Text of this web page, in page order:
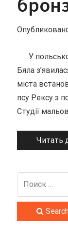
У
Бяла
міста
псу Рексу з
Студії
Читать